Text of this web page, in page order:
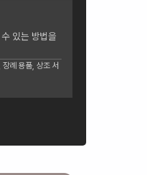
있는 방법을
례 용품, 상조 서